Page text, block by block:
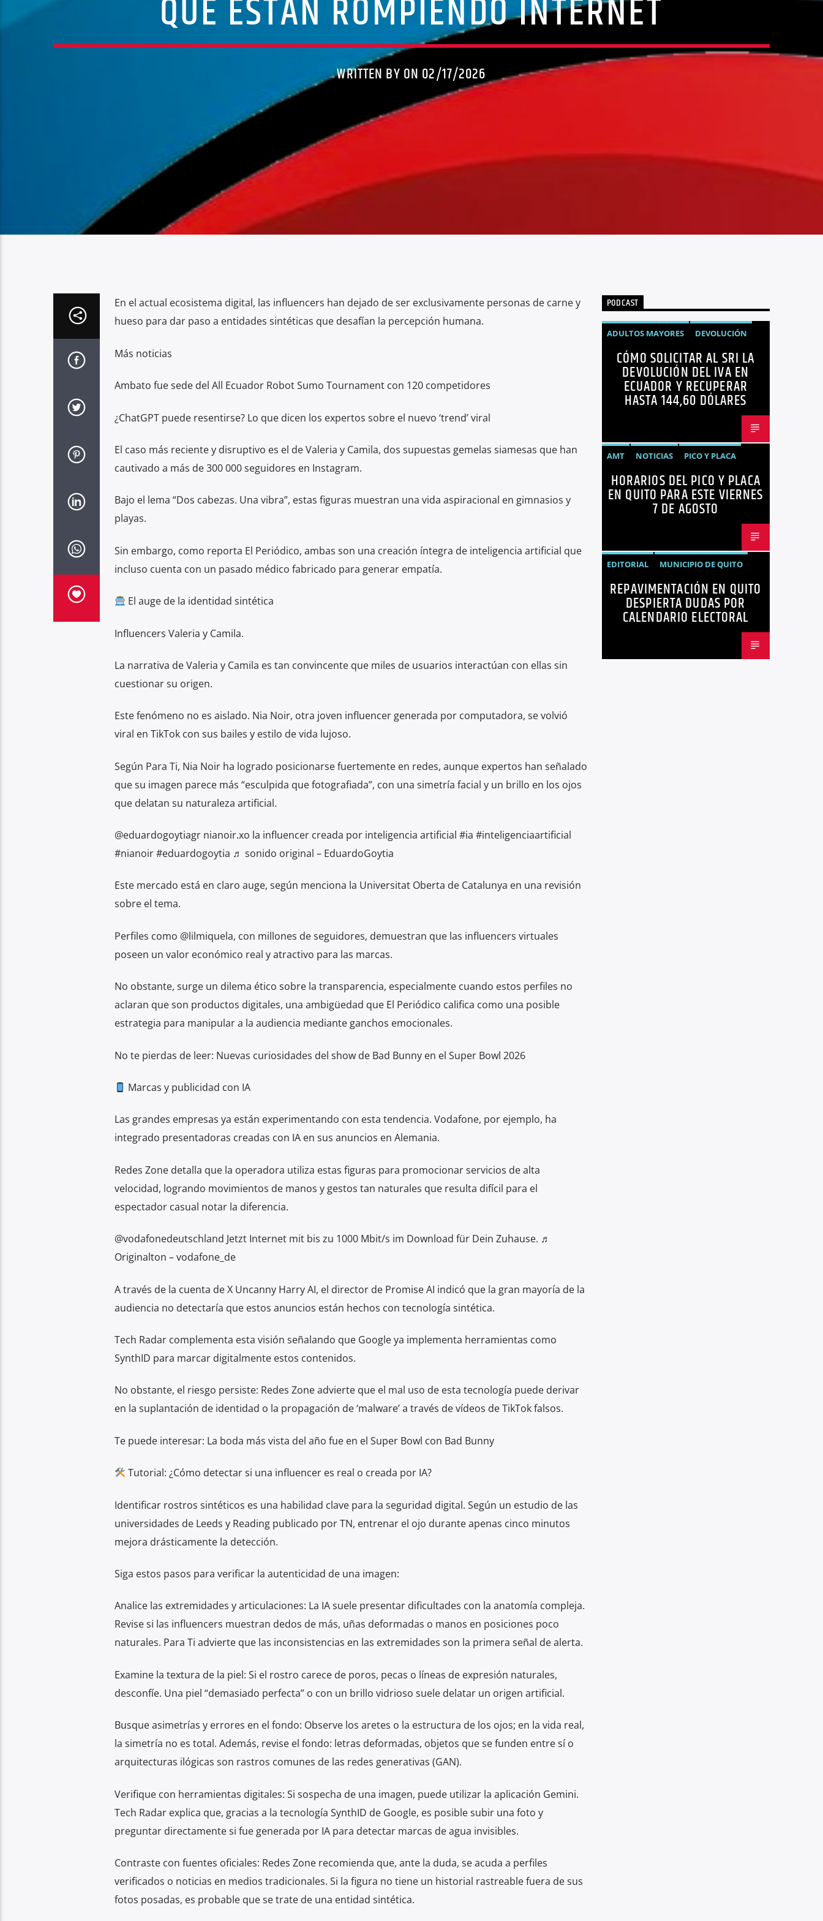
QUE ESTÁN ROMPIENDO INTERNET
WRITTEN BY ON 02/17/2026
En el actual ecosistema digital, las influencers han dejado de ser exclusivamente personas de carne y
hueso para dar paso a entidades sintéticas que desafían la percepción humana.
Más noticias
Ambato fue sede del All Ecuador Robot Sumo Tournament con 120 competidores
¿ChatGPT puede resentirse? Lo que dicen los expertos sobre el nuevo ‘trend’ viral
El caso más reciente y disruptivo es el de Valeria y Camila, dos supuestas gemelas siamesas que han
cautivado a más de 300 000 seguidores en Instagram.
Bajo el lema “Dos cabezas. Una vibra”, estas figuras muestran una vida aspiracional en gimnasios y
playas.
Sin embargo, como reporta El Periódico, ambas son una creación íntegra de inteligencia artificial que
incluso cuenta con un pasado médico fabricado para generar empatía.
El auge de la identidad sintética
Influencers Valeria y Camila.
La narrativa de Valeria y Camila es tan convincente que miles de usuarios interactúan con ellas sin
cuestionar su origen.
Este fenómeno no es aislado. Nia Noir, otra joven influencer generada por computadora, se volvió
viral en TikTok con sus bailes y estilo de vida lujoso.
Según Para Ti, Nia Noir ha logrado posicionarse fuertemente en redes, aunque expertos han señalado
que su imagen parece más “esculpida que fotografiada”, con una simetría facial y un brillo en los ojos
que delatan su naturaleza artificial.
@eduardogoytiagr nianoir.xo la influencer creada por inteligencia artificial #ia #inteligenciaartificial
#nianoir #eduardogoytia ♬ sonido original – EduardoGoytia
Este mercado está en claro auge, según menciona la Universitat Oberta de Catalunya en una revisión
sobre el tema.
Perfiles como @lilmiquela, con millones de seguidores, demuestran que las influencers virtuales
poseen un valor económico real y atractivo para las marcas.
No obstante, surge un dilema ético sobre la transparencia, especialmente cuando estos perfiles no
aclaran que son productos digitales, una ambigüedad que El Periódico califica como una posible
estrategia para manipular a la audiencia mediante ganchos emocionales.
No te pierdas de leer: Nuevas curiosidades del show de Bad Bunny en el Super Bowl 2026
Marcas y publicidad con IA
Las grandes empresas ya están experimentando con esta tendencia. Vodafone, por ejemplo, ha
integrado presentadoras creadas con IA en sus anuncios en Alemania.
Redes Zone detalla que la operadora utiliza estas figuras para promocionar servicios de alta
velocidad, logrando movimientos de manos y gestos tan naturales que resulta difícil para el
espectador casual notar la diferencia.
@vodafonedeutschland Jetzt Internet mit bis zu 1000 Mbit/s im Download für Dein Zuhause. ♬
Originalton – vodafone_de
A través de la cuenta de X Uncanny Harry AI, el director de Promise AI indicó que la gran mayoría de la
audiencia no detectaría que estos anuncios están hechos con tecnología sintética.
Tech Radar complementa esta visión señalando que Google ya implementa herramientas como
SynthID para marcar digitalmente estos contenidos.
No obstante, el riesgo persiste: Redes Zone advierte que el mal uso de esta tecnología puede derivar
en la suplantación de identidad o la propagación de ‘malware’ a través de vídeos de TikTok falsos.
Te puede interesar: La boda más vista del año fue en el Super Bowl con Bad Bunny
Tutorial: ¿Cómo detectar si una influencer es real o creada por IA?
Identificar rostros sintéticos es una habilidad clave para la seguridad digital. Según un estudio de las
universidades de Leeds y Reading publicado por TN, entrenar el ojo durante apenas cinco minutos
mejora drásticamente la detección.
Siga estos pasos para verificar la autenticidad de una imagen:
Analice las extremidades y articulaciones: La IA suele presentar dificultades con la anatomía compleja.
Revise si las influencers muestran dedos de más, uñas deformadas o manos en posiciones poco
naturales. Para Ti advierte que las inconsistencias en las extremidades son la primera señal de alerta.
Examine la textura de la piel: Si el rostro carece de poros, pecas o líneas de expresión naturales,
desconfíe. Una piel “demasiado perfecta” o con un brillo vidrioso suele delatar un origen artificial.
Busque asimetrías y errores en el fondo: Observe los aretes o la estructura de los ojos; en la vida real,
la simetría no es total. Además, revise el fondo: letras deformadas, objetos que se funden entre sí o
arquitecturas ilógicas son rastros comunes de las redes generativas (GAN).
Verifique con herramientas digitales: Si sospecha de una imagen, puede utilizar la aplicación Gemini.
Tech Radar explica que, gracias a la tecnología SynthID de Google, es posible subir una foto y
preguntar directamente si fue generada por IA para detectar marcas de agua invisibles.
Contraste con fuentes oficiales: Redes Zone recomienda que, ante la duda, se acuda a perfiles
verificados o noticias en medios tradicionales. Si la figura no tiene un historial rastreable fuera de sus
fotos posadas, es probable que se trate de una entidad sintética.
PODCAST
ADULTOS MAYORES
DEVOLUCIÓN
ECUADOR
NEGOCIOS
NOTICIAS
PERSONAS CON DISCAPACIDAD
CÓMO SOLICITAR AL SRI LA
DEVOLUCIÓN DEL IVA EN
ECUADOR Y RECUPERAR
HASTA 144,60 DÓLARES
AMT NOTICIAS
PICO Y PLACA
QUITO
SANCIONES
HORARIOS DEL PICO Y PLACA
EN QUITO PARA ESTE VIERNES
7 DE AGOSTO
EDITORIAL
MUNICIPIO DE QUITO
NOTICIAS
OPINIÓN
QUITO
REPAVIMENTACIÓN
REPAVIMENTACIÓN EN QUITO
DESPIERTA DUDAS POR
CALENDARIO ELECTORAL